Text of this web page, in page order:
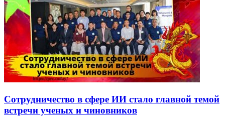
Сотрудничество в сфере ИИ стало главной темой
встречи ученых и чиновников